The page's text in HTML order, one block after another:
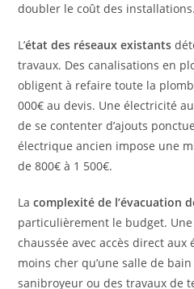
doubler le coût des installations.
L’état des réseaux existants
travaux. Des canalisations en
obligent à refaire toute la
000€ au devis. Une électricité
de se contenter d’ajouts
électrique ancien impose une
de 800€ à 1 500€.
Lacomplexité de l’évacuation
particulièrement le budget.
chaussée avec accès direct aux
moins cher qu’une salle de
sanibroyeur ou des travaux de